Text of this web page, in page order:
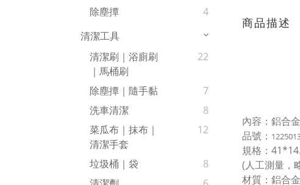
除塵撢
4
清潔工具
清潔刷｜浴廁刷
｜馬桶刷
22
除塵撢｜隨手黏
7
洗車清潔
8
菜瓜布｜抹布｜
清潔手套
12
垃圾桶｜袋
8
商品描述
內容：鋁合
品號：
規格：
(人工測量，
材質：鋁合金